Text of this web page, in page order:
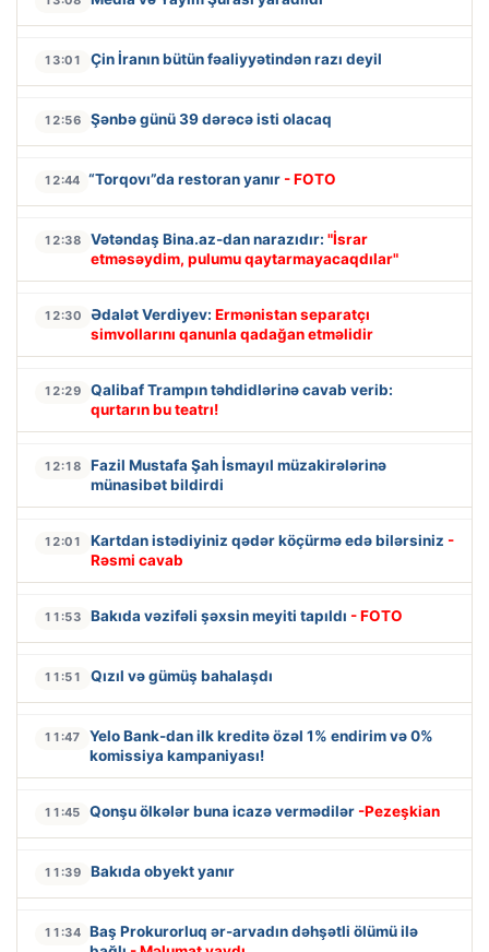
13:01 Çin İranın bütün fəaliyyətindən razı deyil
12:56 Şənbə günü 39 dərəcə isti olacaq
12:44 “Torqovı”da restoran yanır - FOTO
12:38 Vətəndaş Bina.az-dan narazıdır: "İsrar
etməsəydim, pulumu qaytarmayacaqdılar"
12:30 Ədalət Verdiyev: Ermənistan separatçı
simvollarını qanunla qadağan etməlidir
12:29
Qalibaf Trampın təhdidlərinə cavab verib:
qurtarın bu teatrı!
12:18
Fazil Mustafa Şah İsmayıl müzakirələrinə
münasibət bildirdi
12:01 Kartdan istədiyiniz qədər köçürmə edə bilərsiniz -
Rəsmi cavab
11:53 Bakıda vəzifəli şəxsin meyiti tapıldı - FOTO
11:51 Qızıl və gümüş bahalaşdı
11:47
Yelo Bank-dan ilk kreditə özəl 1% endirim və 0%
komissiya kampaniyası!
11:45 Qonşu ölkələr buna icazə vermədilər -Pezeşkian
11:39 Bakıda obyekt yanır
11:34 Baş Prokurorluq ər-arvadın dəhşətli ölümü ilə